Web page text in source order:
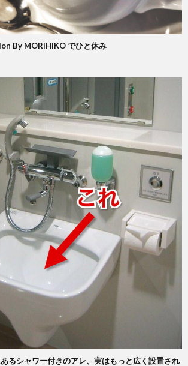
By MORIHIKO でひと休み
るシャワー付きのアレ、実はもっと広く設置され